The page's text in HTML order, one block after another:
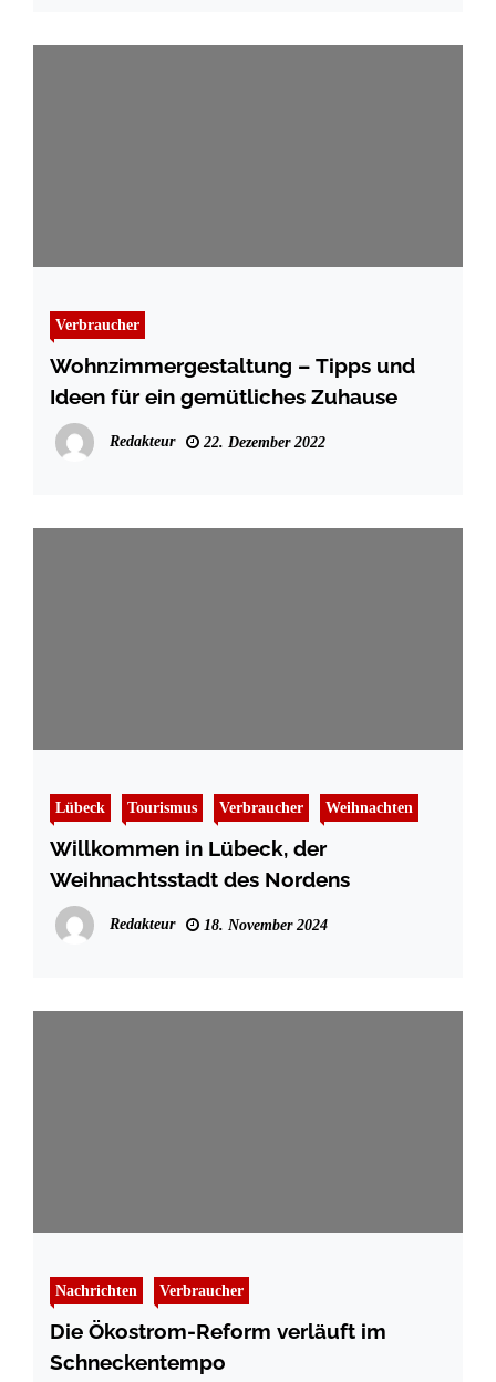
Verbraucher
Wohnzimmergestaltung – Tipps und
Ideen für ein gemütliches Zuhause
Redakteur 22. Dezember 2022
Lübeck Tourismus Verbraucher Weihnachten
Willkommen in Lübeck, der
Weihnachtsstadt des Nordens
Redakteur 18. November 2024
Nachrichten Verbraucher
Die Ökostrom-Reform verläuft im
Schneckentempo